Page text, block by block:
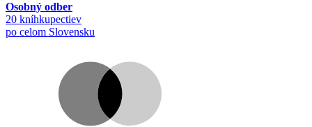
Osobný odber
20 kníhkupectiev
po celom Slovensku